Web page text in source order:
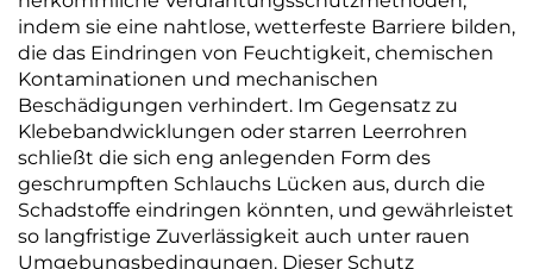
indem sie eine nahtlose, wetterfeste Barriere bilden,
die das Eindringen von Feuchtigkeit, chemischen
Kontaminationen und mechanischen
Beschädigungen verhindert. Im Gegensatz zu
Klebebandwicklungen oder starren Leerrohren
schließt die sich eng anlegenden Form des
geschrumpften Schlauchs Lücken aus, durch die
Schadstoffe eindringen könnten, und gewährleistet
so langfristige Zuverlässigkeit auch unter rauen
Umgebungsbedingungen. Dieser Schutz